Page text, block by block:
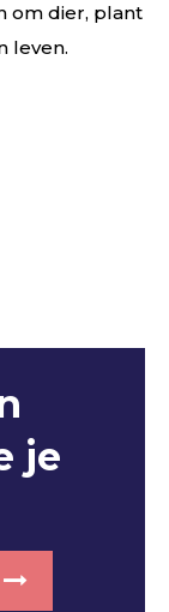
om dier, plant
leven.
je